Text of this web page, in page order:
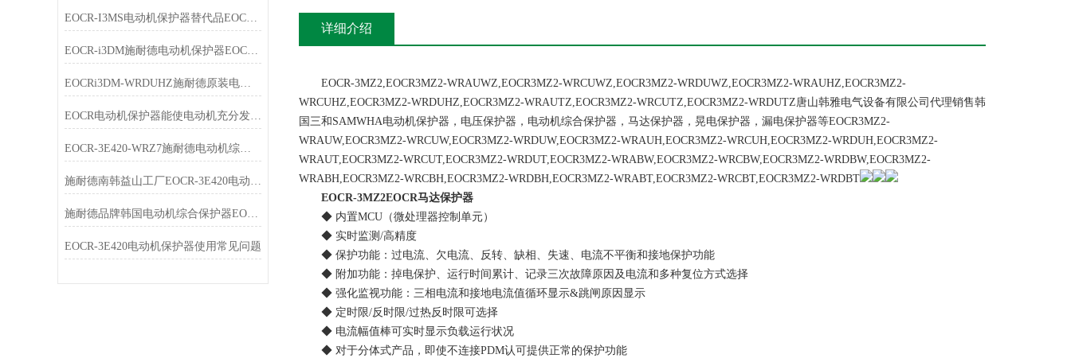
EOCR-I3MS电动机保护器替代品EOCR-i3DM特点
EOCR-i3DM施耐德电动机保护器EOCRi3DM-WRDUHZ产品简介
EOCRi3DM-WRDUHZ施耐德原装电动机保护器特点
EOCR电动机保护器能使电动机充分发挥过载能力，又能免于损坏
EOCR-3E420-WRZ7施耐德电动机综合保护器选型指南
施耐德南韩益山工厂EOCR-3E420电动机综合保护器
施耐德品牌韩国电动机综合保护器EOCR-3E420-WRZ7简介
EOCR-3E420电动机保护器使用常见问题
详细介绍
EOCR-3MZ2,EOCR3MZ2-WRAUWZ,EOCR3MZ2-WRCUWZ,EOCR3MZ2-WRDUWZ,EOCR3MZ2-WRAUHZ,EOCR3MZ2-
WRCUHZ,EOCR3MZ2-WRDUHZ,EOCR3MZ2-WRAUTZ,EOCR3MZ2-WRCUTZ,EOCR3MZ2-WRDUTZ唐山韩雅电气设备有限公司代理销售韩
国三和SAMWHA电动机保护器，电压保护器，电动机综合保护器，马达保护器，晃电保护器，漏电保护器等EOCR3MZ2-
WRAUW,EOCR3MZ2-WRCUW,EOCR3MZ2-WRDUW,EOCR3MZ2-WRAUH,EOCR3MZ2-WRCUH,EOCR3MZ2-WRDUH,EOCR3MZ2-
WRAUT,EOCR3MZ2-WRCUT,EOCR3MZ2-WRDUT,EOCR3MZ2-WRABW,EOCR3MZ2-WRCBW,EOCR3MZ2-WRDBW,EOCR3MZ2-
WRABH,EOCR3MZ2-WRCBH,EOCR3MZ2-WRDBH,EOCR3MZ2-WRABT,EOCR3MZ2-WRCBT,EOCR3MZ2-WRDBT
EOCR-3MZ2EOCR马达保护器
◆ 内置MCU（微处理器控制单元）
◆ 实时监测/高精度
◆ 保护功能：过电流、欠电流、反转、缺相、失速、电流不平衡和接地保护功能
◆ 附加功能：掉电保护、运行时间累计、记录三次故障原因及电流和多种复位方式选择
◆ 强化监视功能：三相电流和接地电流值循环显示&跳闸原因显示
◆ 定时限/反时限/过热反时限可选择
◆ 电流幅值棒可实时显示负载运行状况
◆ 对于分体式产品，即使不连接PDM认可提供正常的保护功能